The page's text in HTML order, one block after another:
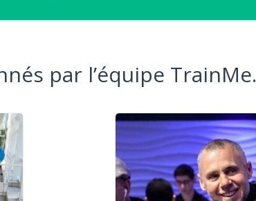
par l’équipe TrainMe.